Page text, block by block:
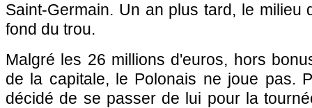
Saint-Germain. Un an plus tard, le milieu
fond du trou.
Malgré les 26 millions d'euros, hors
de la capitale, le Polonais ne joue pas.
décidé de se passer de lui pour la